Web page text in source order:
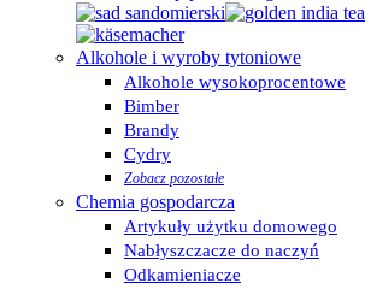
Alkohole i wyroby tytoniowe
Alkohole wysokoprocentowe
Bimber
Brandy
Cydry
Zobacz pozostałe
Chemia gospodarcza
Artykuły użytku domowego
Nabłyszczacze do naczyń
Odkamieniacze